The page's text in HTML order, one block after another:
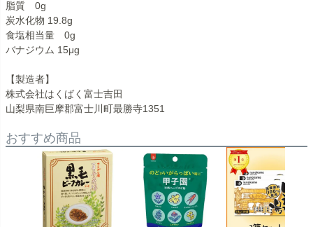
脂質 0g
炭水化物 19.8g
食塩相当量 0g
バナジウム 15μg
【製造者】
株式会社はくばく富士吉田
山梨県南巨摩郡富士川町最勝寺1351
おすすめ商品